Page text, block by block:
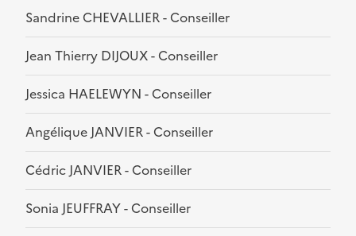
Sandrine CHEVALLIER - Conseiller
Jean Thierry DIJOUX - Conseiller
Jessica HAELEWYN - Conseiller
Angélique JANVIER - Conseiller
Cédric JANVIER - Conseiller
Sonia JEUFFRAY - Conseiller